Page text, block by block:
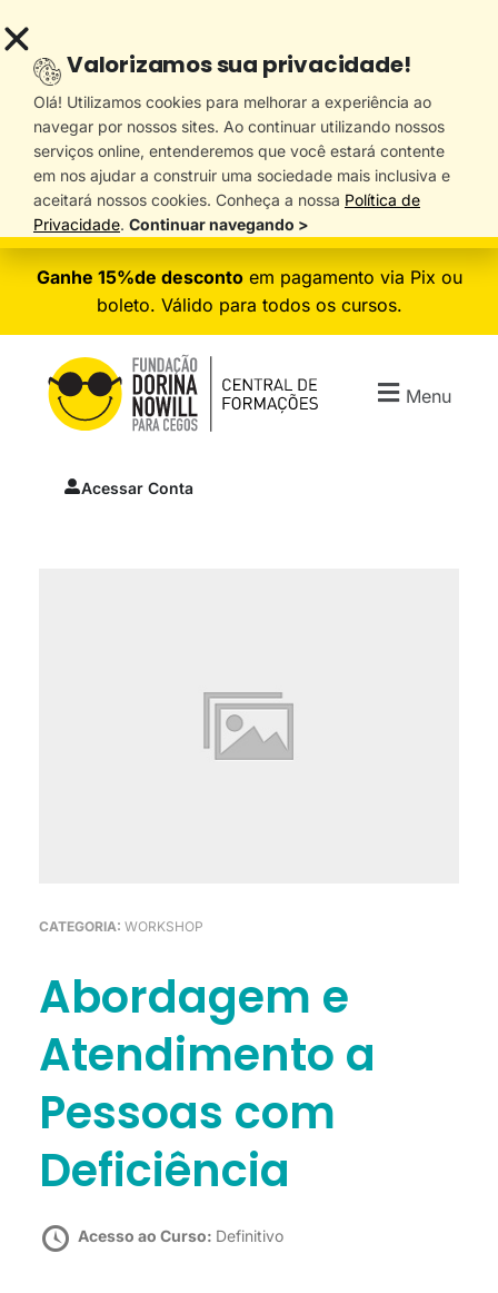
Ganhe 15%de descontoem pagamento via Pix ou
boleto. Válido para todos os cursos.
Menu
Acessar Conta
CATEGORIA: WORKSHOP
Abordagem e
Atendimento a
Pessoas com
Deficiência
Acesso ao Curso: Definitivo
Valorizamos sua privacidade!
Olá! Utilizamos cookies para melhorar a experiência ao
navegar por nossos sites. Ao continuar utilizando nossos
serviços online, entenderemos que você estará contente
em nos ajudar a construir uma sociedade mais inclusiva e
aceitará nossos cookies. Conheça a nossa Política de
Privacidade. Continuar navegando >